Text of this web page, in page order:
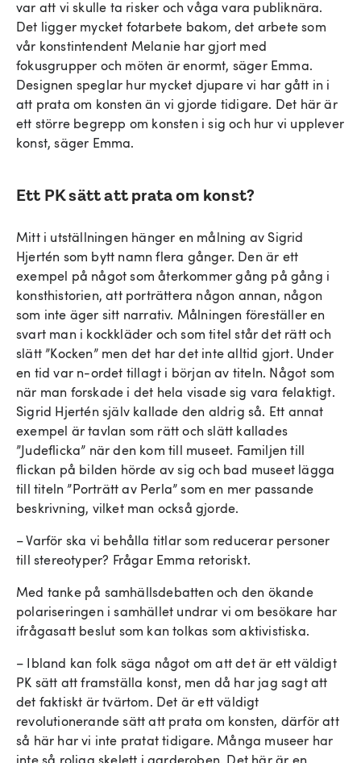
var att vi skulle ta risker och våga vara publiknära.
Det ligger mycket fotarbete bakom, det arbete som
vår konstintendent Melanie har gjort med
fokusgrupper och möten är enormt, säger Emma.
Designen speglar hur mycket djupare vi har gått in i
att prata om konsten än vi gjorde tidigare. Det här är
ett större begrepp om konsten i sig och hur vi upplever
konst, säger Emma.
Ett PK sätt att prata om konst?
Mitt i utställningen hänger en målning av Sigrid
Hjertén som bytt namn flera gånger. Den är ett
exempel på något som återkommer gång på gång i
konsthistorien, att porträttera någon annan, någon
som inte äger sitt narrativ. Målningen föreställer en
svart man i kockkläder och som titel står det rätt och
slätt ”Kocken” men det har det inte alltid gjort. Under
en tid var n-ordet tillagt i början av titeln. Något som
när man forskade i det hela visade sig vara felaktigt.
Sigrid Hjertén själv kallade den aldrig så. Ett annat
exempel är tavlan som rätt och slätt kallades
”Judeflicka” när den kom till museet. Familjen till
flickan på bilden hörde av sig och bad museet lägga
till titeln ”Porträtt av Perla” som en mer passande
beskrivning, vilket man också gjorde.
– Varför ska vi behålla titlar som reducerar personer
till stereotyper? Frågar Emma retoriskt.
Med tanke på samhällsdebatten och den ökande
polariseringen i samhället undrar vi om besökare har
ifrågasatt beslut som kan tolkas som aktivistiska.
– Ibland kan folk säga något om att det är ett väldigt
PK sätt att framställa konst, men då har jag sagt att
det faktiskt är tvärtom. Det är ett väldigt
revolutionerande sätt att prata om konsten, därför att
så här har vi inte pratat tidigare. Många museer har
inte så roliga skelett i garderoben. Det här är en